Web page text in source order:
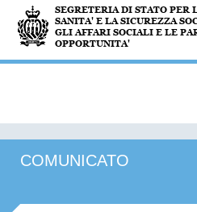
COMUNICATO